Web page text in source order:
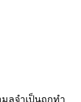
ลจำเป็นถูกทำ